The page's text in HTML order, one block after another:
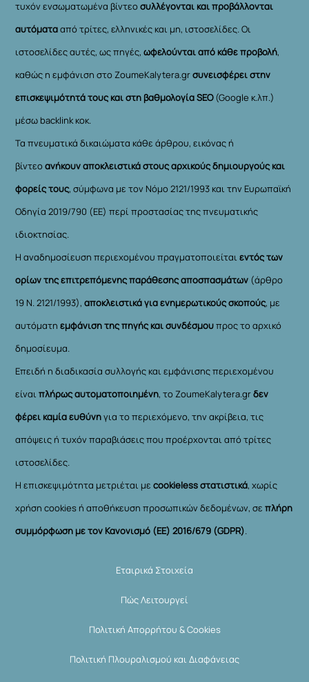
τυχόν ενσωματωμένα βίντεοσυλλέγονται και προβάλλονται
αυτόματααπό τρίτες, ελληνικές και μη, ιστοσελίδες. Οι
ιστοσελίδες αυτές, ως πηγές,ωφελούνται από κάθε προβολή,
καθώς η εμφάνιση στο ZoumeKalytera.grσυνεισφέρει στην
επισκεψιμότητά τους και στη βαθμολογία SEO(Google κ.λπ.)
μέσω backlink κοκ.
Τα πνευματικά δικαιώματα κάθε άρθρου, εικόνας ή
βίντεοανήκουν αποκλειστικά στους αρχικούς δημιουργούς και
φορείς τους, σύμφωνα με τον Νόμο 2121/1993 και την Ευρωπαϊκή
Οδηγία 2019/790 (ΕΕ) περί προστασίας της πνευματικής
ιδιοκτησίας.
Η αναδημοσίευση περιεχομένου πραγματοποιείταιεντός των
ορίων της επιτρεπόμενης παράθεσης αποσπασμάτων (άρθρο
19 Ν. 2121/1993), αποκλειστικά για ενημερωτικούς σκοπούς, με
αυτόματηεμφάνιση της πηγής και συνδέσμουπρος το αρχικό
δημοσίευμα.
Επειδή η διαδικασία συλλογής και εμφάνισης περιεχομένου
είναιπλήρως αυτοματοποιημένη, το ZoumeKalytera.grδεν
φέρει καμία ευθύνηγια το περιεχόμενο, την ακρίβεια, τις
απόψεις ή τυχόν παραβιάσεις που προέρχονται από τρίτες
ιστοσελίδες.
Η επισκεψιμότητα μετριέται μεcookieless στατιστικά, χωρίς
χρήση cookies ή αποθήκευση προσωπικών δεδομένων, σεπλήρη
συμμόρφωση με τον Κανονισμό (ΕΕ) 2016/679 (GDPR).
Εταιρικά Στοιχεία
Πώς Λειτουργεί
Πολιτική Απορρήτου & Cookies
Πολιτική Πλουραλισμού και Διαφάνειας